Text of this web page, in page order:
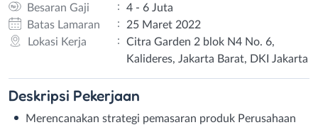
Besaran Gaji
:
4 - 6 Juta
Batas Lamaran
:
25 Maret 2022
Lokasi Kerja
:
Citra Garden 2 blok N4 No. 6,
Kalideres, Jakarta Barat, DKI Jakarta
Deskripsi Pekerjaan
Merencanakan strategi pemasaran produk Perusahaan